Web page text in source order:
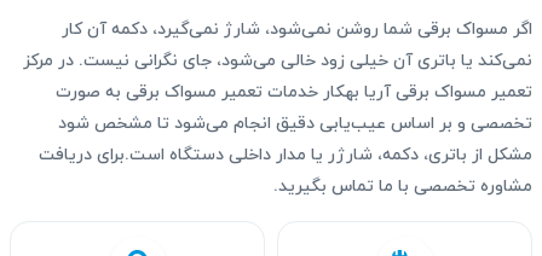
اگر مسواک برقی شما روشن نمی‌شود، شارژ نمی‌گیرد، دکمه آن کار
نمی‌کند یا باتری آن خیلی زود خالی می‌شود، جای نگرانی نیست. در مرکز
تعمیر مسواک برقی آریا بهکار خدمات تعمیر مسواک برقی به صورت
تخصصی و بر اساس عیب‌یابی دقیق انجام می‌شود تا مشخص شود
مشکل از باتری، دکمه، شارژر یا مدار داخلی دستگاه است.برای دریافت
مشاوره تخصصی با ما تماس بگیرید.